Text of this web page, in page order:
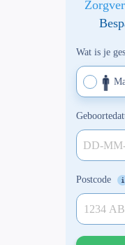
Wat is je
DD-MM-
Postcode